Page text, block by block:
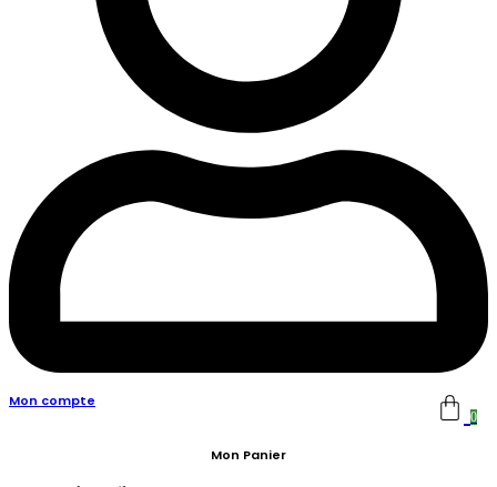
Mon compte
0
Mon Panier